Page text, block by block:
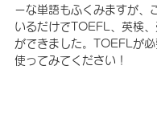
ーな単語もふくみますが、
いるだけでTOEFL、英検
ができました。TOEFLが
使ってみてください！